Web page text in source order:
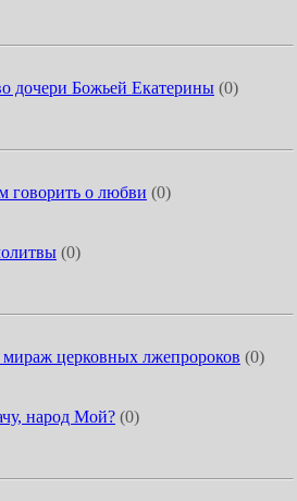
дочери Божьей Екатерины (0)
говорить о любви (0)
(0)
церковных лжепророков (0)
народ Мой? (0)